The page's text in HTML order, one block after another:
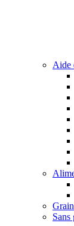
Aide
Sans